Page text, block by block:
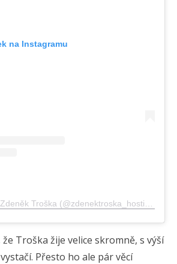
na Instagramu
Troška žije velice skromně, s výší
Přesto ho ale pár věcí